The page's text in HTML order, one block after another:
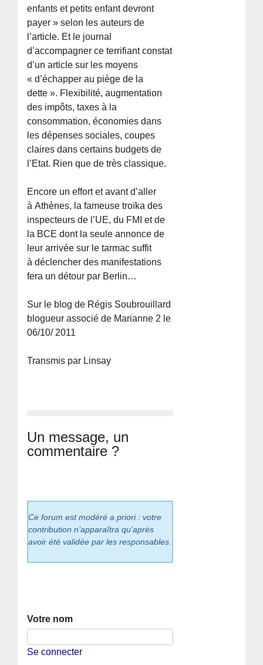
enfants et petits enfant devront
payer » selon les auteurs de
l’article. Et le journal
d’accompagner ce terrifiant constat
d’un article sur les moyens
« d’échapper au piège de la
dette ». Flexibilité, augmentation
des impôts, taxes à la
consommation, économies dans
les dépenses sociales, coupes
claires dans certains budgets de
l’Etat. Rien que de très classique.
Encore un effort et avant d’aller
à Athènes, la fameuse troïka des
inspecteurs de l’UE, du FMI et de
la BCE dont la seule annonce de
leur arrivée sur le tarmac suffit
à déclencher des manifestations
fera un détour par Berlin…
Sur le blog de Régis Soubrouillard
blogueur associé de Marianne 2 le
06/10/ 2011
Transmis par Linsay
Un message, un
commentaire ?
Ce forum est modéré a priori : votre
contribution n’apparaîtra qu’après
avoir été validée par les responsables.
Votre nom
Se connecter